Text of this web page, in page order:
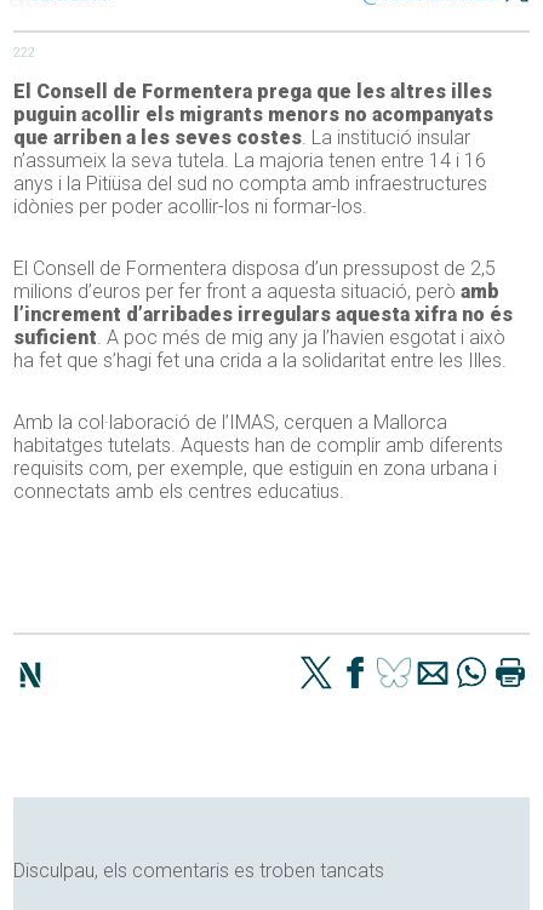
222
El Consell de Formentera prega que les altres illes
puguin acollir els migrants menors no acompanyats
que arriben a les seves costes. La institució insular
n’assumeix la seva tutela. La majoria tenen entre 14 i 16
anys i la Pitiüsa del sud no compta amb infraestructures
idònies per poder acollir-los ni formar-los.
El Consell de Formentera disposa d’un pressupost de 2,5
milions d’euros per fer front a aquesta situació, peròamb
l’increment d’arribades irregulars aquesta xifra no és
suficient. A poc més de mig any ja l’havien esgotat i això
ha fet que s’hagi fet una crida a la solidaritat entre les Illes.
Amb la col·laboració de l’IMAS, cerquen a Mallorca
habitatges tutelats. Aquests han de complir amb diferents
requisits com, per exemple, que estiguin en zona urbana i
connectats amb els centres educatius.
Disculpau, els comentaris es troben tancats